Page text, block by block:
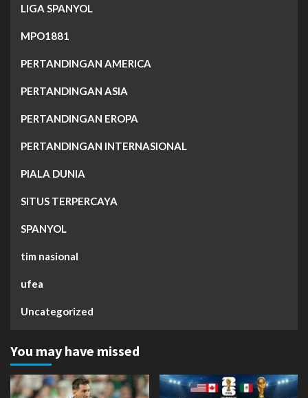
LIGA SPANYOL
MPO1881
PERTANDINGAN AMERICA
PERTANDINGAN ASIA
PERTANDINGAN EROPA
PERTANDINGAN INTERNASIONAL
PIALA DUNIA
SITUS TERPERCAYA
SPANYOL
tim nasional
ufea
Uncategorized
You may have missed